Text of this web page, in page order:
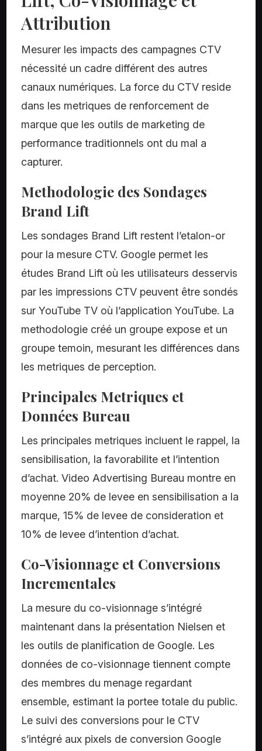
Attribution
Mesurer les impacts des campagnes CTV
nécessité un cadre différent des autres
canaux numériques. La force du CTV reside
dans les metriques de renforcement de
marque que les outils de marketing de
performance traditionnels ont du mal a
capturer.
Methodologie des Sondages
Brand Lift
Les sondages Brand Lift restent l’etalon-or
pour la mesure CTV. Google permet les
études Brand Lift où les utilisateurs desservis
par les impressions CTV peuvent être sondés
sur YouTube TV où l’application YouTube. La
methodologie créé un groupe expose et un
groupe temoin, mesurant les différences dans
les metriques de perception.
Principales Metriques et
Données Bureau
Les principales metriques incluent le rappel, la
sensibilisation, la favorabilite et l’intention
d’achat. Video Advertising Bureau montre en
moyenne 20% de levee en sensibilisation a la
marque, 15% de levee de consideration et
10% de levee d’intention d’achat.
Co-Visionnage et Conversions
Incrementales
La mesure du co-visionnage s’intégré
maintenant dans la présentation Nielsen et
les outils de planification de Google. Les
données de co-visionnage tiennent compte
des membres du menage regardant
ensemble, estimant la portee totale du public.
Le suivi des conversions pour le CTV
s’intégré aux pixels de conversion Google